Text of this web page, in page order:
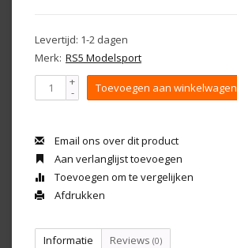
Levertijd: 1-2 dagen
Merk: RS5 Modelsport
+
- Toevoegen aan winkelwagen
Email ons over dit product
Aan verlanglijst toevoegen
Toevoegen om te vergelijken
Afdrukken
Informatie Reviews (0)